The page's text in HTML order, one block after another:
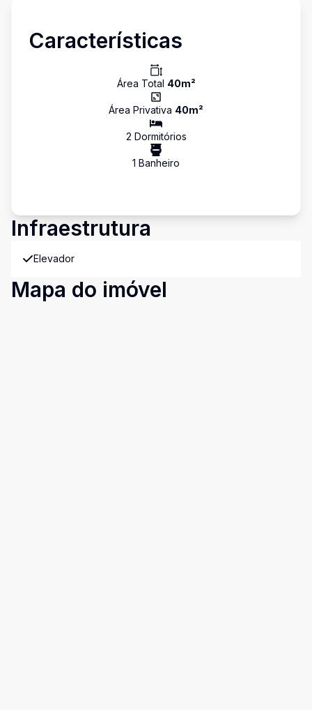
Características
Área Total 40m²
Área Privativa 40m²
2 Dormitórios
1 Banheiro
Infraestrutura
Elevador
Mapa do imóvel